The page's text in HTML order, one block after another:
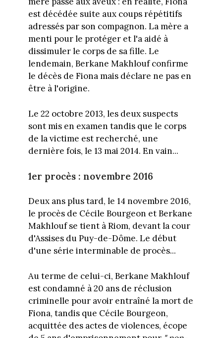
est décédée suite aux coups répétitifs
adressés par son compagnon. La mère a
menti pour le protéger et l'a aidé à
dissimuler le corps de sa fille. Le
lendemain, Berkane Makhlouf confirme
le décès de Fiona mais déclare ne pas en
être à l'origine.
Le 22 octobre 2013, les deux suspects
sont mis en examen tandis que le corps
de la victime est recherché, une
dernière fois, le 13 mai 2014. En vain...
1er procès : novembre 2016
Deux ans plus tard, le 14 novembre 2016,
le procès de Cécile Bourgeon et Berkane
Makhlouf se tient à Riom, devant la cour
d'Assises du Puy-de-Dôme. Le début
d'une série interminable de procès...
Au terme de celui-ci, Berkane Makhlouf
est condamné à 20 ans de réclusion
criminelle pour avoir entraîné la mort de
Fiona, tandis que Cécile Bourgeon,
acquittée des actes de violences, écope